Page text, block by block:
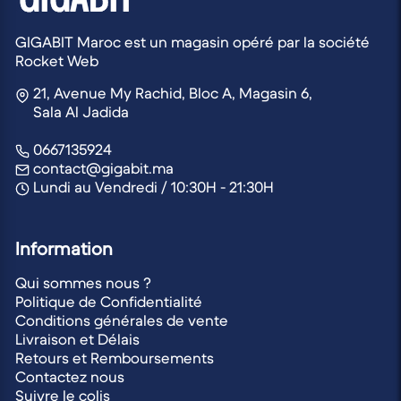
GIGABIT Maroc est un magasin opéré par la société
Rocket Web
21, Avenue My Rachid, Bloc A, Magasin 6,
Sala Al Jadida
0667135924
contact@gigabit.ma
Lundi au Vendredi / 10:30H - 21:30H
Information
Qui sommes nous ?
Politique de Confidentialité
Conditions générales de vente
Livraison et Délais
Retours et Remboursements
Contactez nous
Suivre le colis